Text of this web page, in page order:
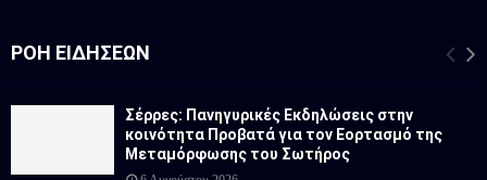
ΡΟΉ ΕΙΔΉΣΕΩΝ
Σέρρες: Πανηγυρικές Εκδηλώσεις στην
κοινότητα Προβατά για τον Εορτασμό της
Μεταμόρφωσης του Σωτήρος